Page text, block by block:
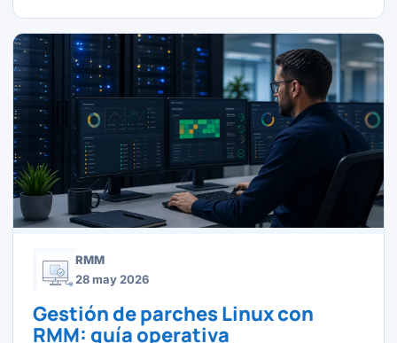
RMM
28 may 2026
Gestión de parches Linux con
RMM: guía operativa